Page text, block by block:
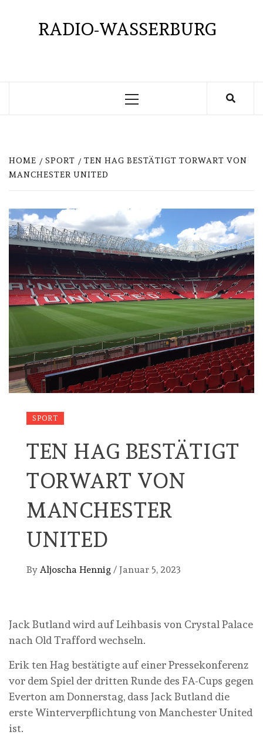
RADIO-WASSERBURG
Primary
HOME SPORT
TEN HAG BESTÄTIGT TORWART VON
MANCHESTER UNITED
SPORT
TEN HAG BESTÄTIGT
TORWART VON
MANCHESTER
UNITED
By Aljoscha Hennig / Januar 5, 2023
Jack Butland wird auf Leihbasis von Crystal Palace
nach Old Trafford wechseln.
Erik ten Hag bestätigte auf einer Pressekonferenz
vor dem Spiel der dritten Runde des FA-Cups gegen
Everton am Donnerstag, dass Jack Butland die
erste Winterverpflichtung von Manchester United
ist.